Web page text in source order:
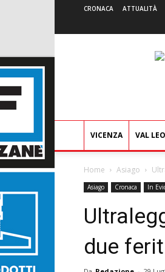
CRONACA ATTUALITÀ
VICENZA VAL
Home Asiago
Asiago Cronaca In
due